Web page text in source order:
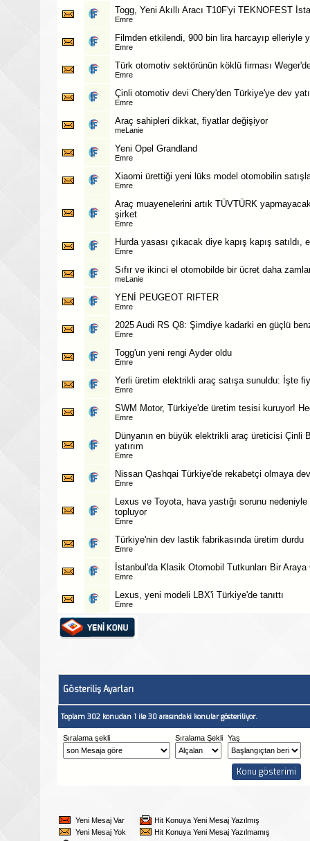
Togg, Yeni Akıllı Aracı T10F'yi TEKNOFEST
Emre
Filmden etkilendi, 900 bin lira harcayıp elleriyle
Emre
Türk otomotiv sektörünün köklü firması
Emre
Çinli otomotiv devi Chery'den Türkiye'ye dev
Emre
Araç sahipleri dikkat, fiyatlar değişiyor
meLanie
Yeni Opel Grandland
Emre
Xiaomi ürettiği yeni lüks model otomobilin
Emre
Araç muayenelerini artık TÜVTÜRK
şirket
Emre
Hurda yasası çıkacak diye kapış kapış satıldı,
Emre
Sıfır ve ikinci el otomobilde bir ücret daha
meLanie
YENİ PEUGEOT RIFTER
Emre
2025 Audi RS Q8: Şimdiye kadarki en güçlü
Emre
Togg'un yeni rengi Ayder oldu
Emre
Yerli üretim elektrikli araç satışa sunuldu: İşte
Emre
SWM Motor, Türkiye'de üretim tesisi kuruyor!
Emre
Dünyanın en büyük elektrikli araç üreticisi Çinli
yatırım
Emre
Nissan Qashqai Türkiye'de rekabetçi olmaya
Emre
Lexus ve Toyota, hava yastığı sorunu
topluyor
Emre
Türkiye'nin dev lastik fabrikasında üretim durdu
Emre
İstanbul'da Klasik Otomobil Tutkunları Bir Araya
Emre
Lexus, yeni modeli LBX'i Türkiye'de tanıttı
Emre
Gösteriliş Ayarları
Toplam 302 konudan 1 ile 30 arasındaki konular gösteriliyor.
Sıralama şekli Sıralama Şekli Yaş
Yeni Mesaj Var
Hit Konuya Yeni Mesaj Yazılmış
Yeni Mesaj Yok
Hit Konuya Yeni Mesaj Yazılmamış